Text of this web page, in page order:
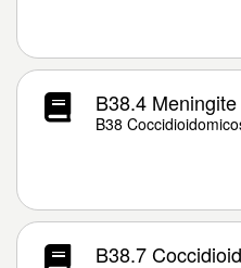
B38.4
B38
B38.7